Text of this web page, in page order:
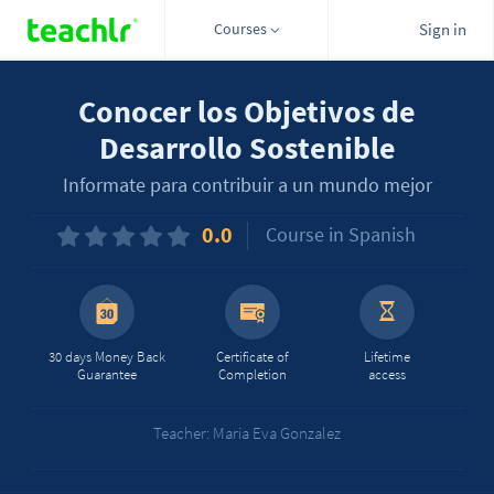
Courses Sign in
Conocer los Objetivos de
Desarrollo Sostenible
Informate para contribuir a un mundo mejor
0.0 Course in Spanish
30 days Money Back
Guarantee
Certificate of
Completion
Lifetime
access
Teacher: Maria Eva Gonzalez